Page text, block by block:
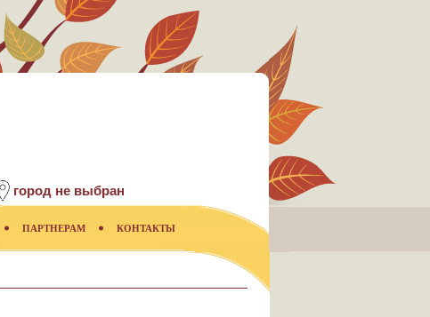
город не выбран
ПАРТНЕРАМ КОНТАКТЫ